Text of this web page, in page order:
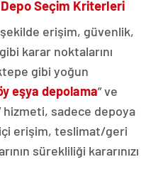
Seçim Kriterleri
şekilde erişim, güvenlik,
karar noktalarını
gibi yoğun
eşya depolama” ve
hizmeti, sadece depoya
erişim, teslimat/geri
sürekliliği kararınızı